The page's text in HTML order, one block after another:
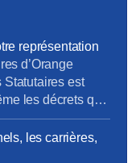
représentation
d’Orange
Statutaires est
les décrets qui
avant
et la CFTC
une
les carrières,